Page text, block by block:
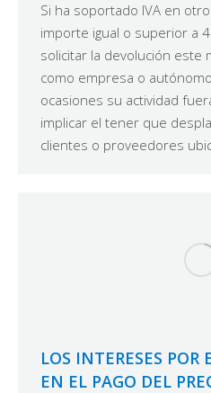
Si ha soportado IVA en
importe igual o superior a
solicitar la devolución este
como empresa o
ocasiones su actividad
implicar el tener que
clientes o proveedores
LOS INTERESES
EN EL PAGO DEL